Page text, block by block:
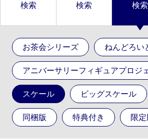
検索
検索
検索
お茶会シリーズ ねんどろい
アニバーサリーフィギュアプロジ
スケール ビッグスケール
同梱版 特典付き 限定